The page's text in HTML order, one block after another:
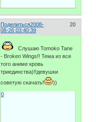
Поделиться 20
2008-
08-26 03:40:39
Слушаю Tomoko Tane
- Broken Wings!! Тема из все
того аниме кровь
триединства)!!девушки
советую скачать!
))
0